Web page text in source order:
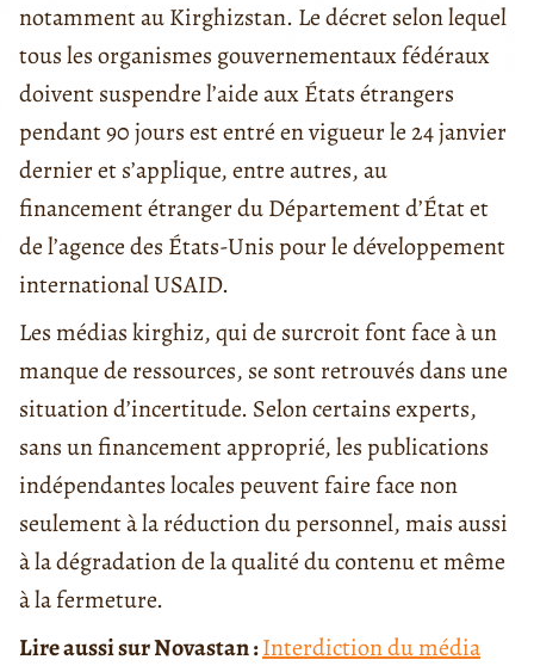
notamment au Kirghizstan. Le décret selon lequel
tous les organismes gouvernementaux fédéraux
doivent suspendre l’aide aux États étrangers
pendant 90 jours est entré en vigueur le 24 janvier
dernier et s’applique, entre autres, au
financement étranger du Département d’État et
de l’agence des États-Unis pour le développement
international USAID.
Les médias kirghiz, qui de surcroit font face à un
manque de ressources, se sont retrouvés dans une
situation d’incertitude. Selon certains experts,
sans un financement approprié, les publications
indépendantes locales peuvent faire face non
seulement à la réduction du personnel, mais aussi
à la dégradation de la qualité du contenu et même
à la fermeture.
Lire aussi sur Novastan :Interdiction du média